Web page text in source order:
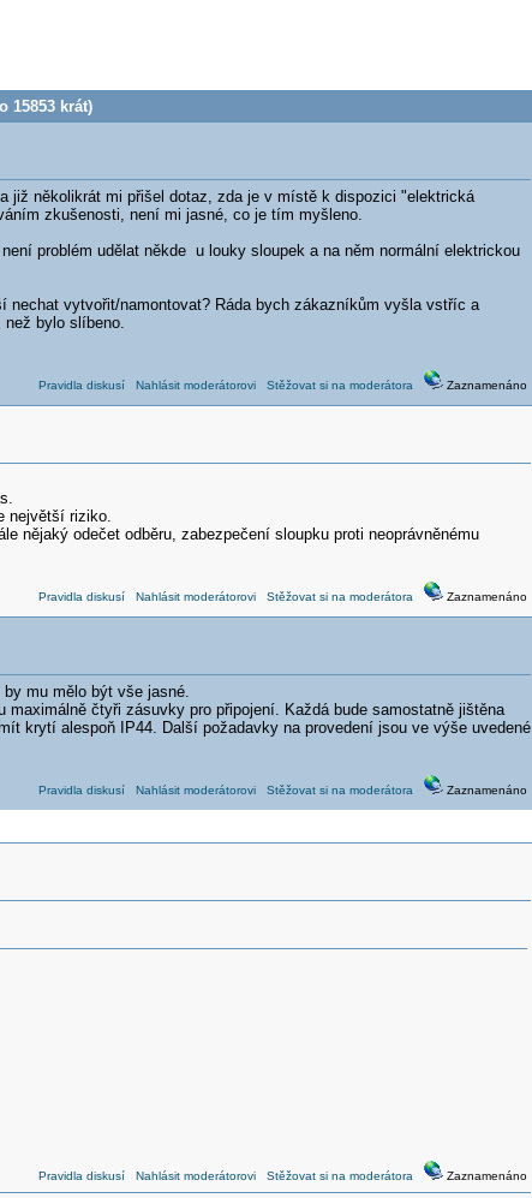
15853 krát)
již několikrát mi přišel dotaz, zda je v místě k dispozici "elektrická
zkušenosti, není mi jasné, co je tím myšleno.
problém udělat někde u louky sloupek a na něm normální elektrickou
nechat vytvořit/namontovat? Ráda bych zákazníkům vyšla vstříc a
než bylo slíbeno.
Pravidla diskusí Nahlásit moderátorovi Stěžovat si na moderátora Zaznamenáno
největší riziko.
nějaký odečet odběru, zabezpečení sloupku proti neoprávněnému
Pravidla diskusí Nahlásit moderátorovi Stěžovat si na moderátora Zaznamenáno
mu mělo být vše jasné.
čtyři zásuvky pro připojení. Každá bude samostatně jištěna
krytí alespoň IP44. Další požadavky na provedení jsou ve výše uvedené
Pravidla diskusí Nahlásit moderátorovi Stěžovat si na moderátora Zaznamenáno
Pravidla diskusí Nahlásit moderátorovi Stěžovat si na moderátora Zaznamenáno